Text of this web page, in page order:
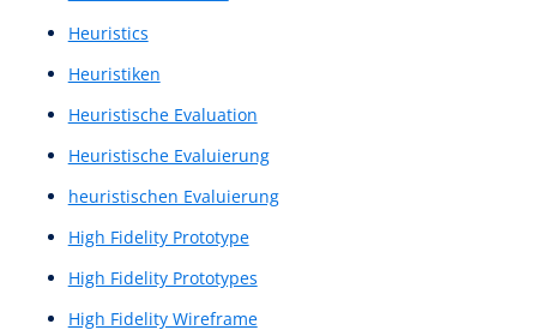
Figma Prototype
Figma-Design
Figma-Prototyp
Figma-Prototype
finaler Entwurf